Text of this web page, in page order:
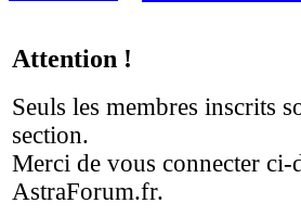
Attention !
Seuls les membres inscrits
section.
Merci de vous connecter ci-
AstraForum.fr.